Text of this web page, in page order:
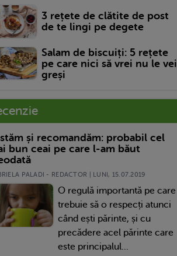
3 rețete de clătite de post
de te lingi pe degete
Salam de biscuiți: 5 rețete
pe care nici să vrei nu le vei
greși
și recomandăm: probabil cel
bun ceai pe care l-am băut
PALADI - REDACTOR | LUNI, 15.07.2019
O regulă importantă pe care
trebuie să o respecți atunci
când ești părinte, și cu
precădere acel părinte care
este principalul...